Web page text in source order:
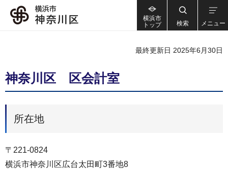
横浜市
トップ
検索 メニュー
最終更新日 2025年6月30日
神奈川区 区会計室
所在地
〒221-0824
横浜市神奈川区広台太田町3番地8